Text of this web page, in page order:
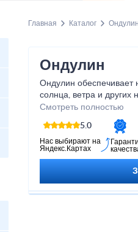
Главная Каталог
Ондулин
Ондулин обеспечивает
солнца, ветра и других
условий. Будь то
старой крыши,
партнером.
только качественный
долговечности и
Смотреть полностью
5.0
Нас выбирают на
Яндекс.Картах